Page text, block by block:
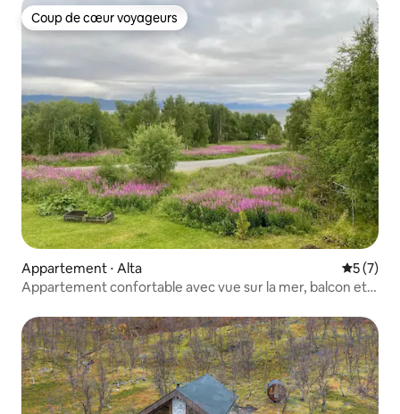
Coup de cœur voyageurs
Coup de cœur voyageurs
Appartement ⋅ Alta
5 (7)
Appartement confortable avec vue sur la mer, balcon et